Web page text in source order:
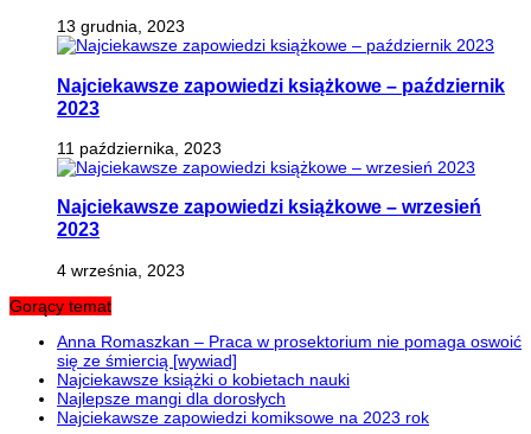
13 grudnia, 2023
Najciekawsze zapowiedzi książkowe – październik
2023
11 października, 2023
Najciekawsze zapowiedzi książkowe – wrzesień
2023
4 września, 2023
Gorący temat
Anna Romaszkan – Praca w prosektorium nie pomaga oswoić
się ze śmiercią [wywiad]
Najciekawsze książki o kobietach nauki
Najlepsze mangi dla dorosłych
Najciekawsze zapowiedzi komiksowe na 2023 rok